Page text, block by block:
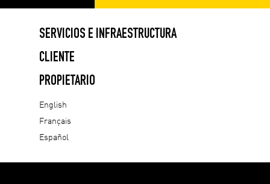
SERVICIOS E INFRAESTRUCTURA
CLIENTE
PROPIETARIO
English
Français
Español